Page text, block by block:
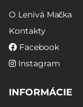
O Lenivá Mačka
Kontakty
Facebook
Instagram
INFORMÁCIE